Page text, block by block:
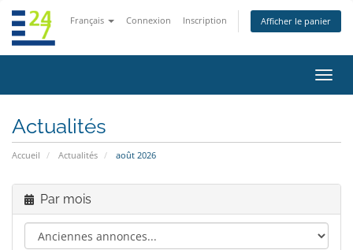
Français Connexion Inscription Afficher le panier
la
Actualités
Accueil Actualités août 2026
Par mois